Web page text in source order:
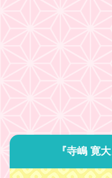
『寺嶋 寛